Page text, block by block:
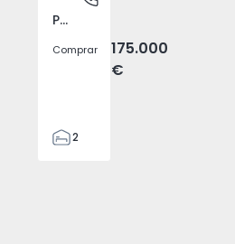
Pego, Abrantes
Comprar
175.000
€
2